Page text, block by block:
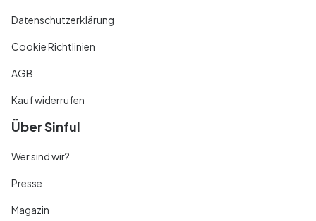
Datenschutzerklärung
Cookie Richtlinien
AGB
Kauf widerrufen
Über Sinful
Wer sind wir?
Presse
Magazin